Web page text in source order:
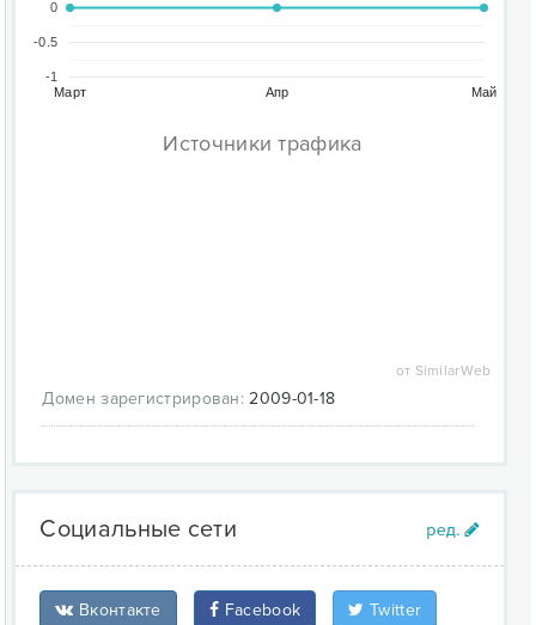
Март Апр Май
-1
-0.5
0
Источники трафика
от SimilarWeb
Домен зарегистрирован: 2009-01-18
Социальные сети
Вконтакте Facebook Twitter